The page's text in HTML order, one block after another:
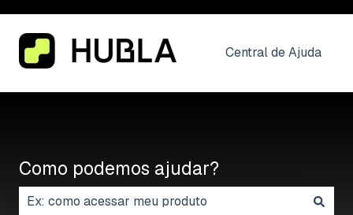
Central de Ajuda
Como podemos ajudar?